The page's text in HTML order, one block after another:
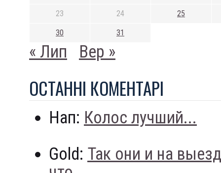
23 24 25
30 31
« Лип Вер »
ОСТАННI КОМЕНТАРI
Нап: Колос лучший...
Gold: Так они и на